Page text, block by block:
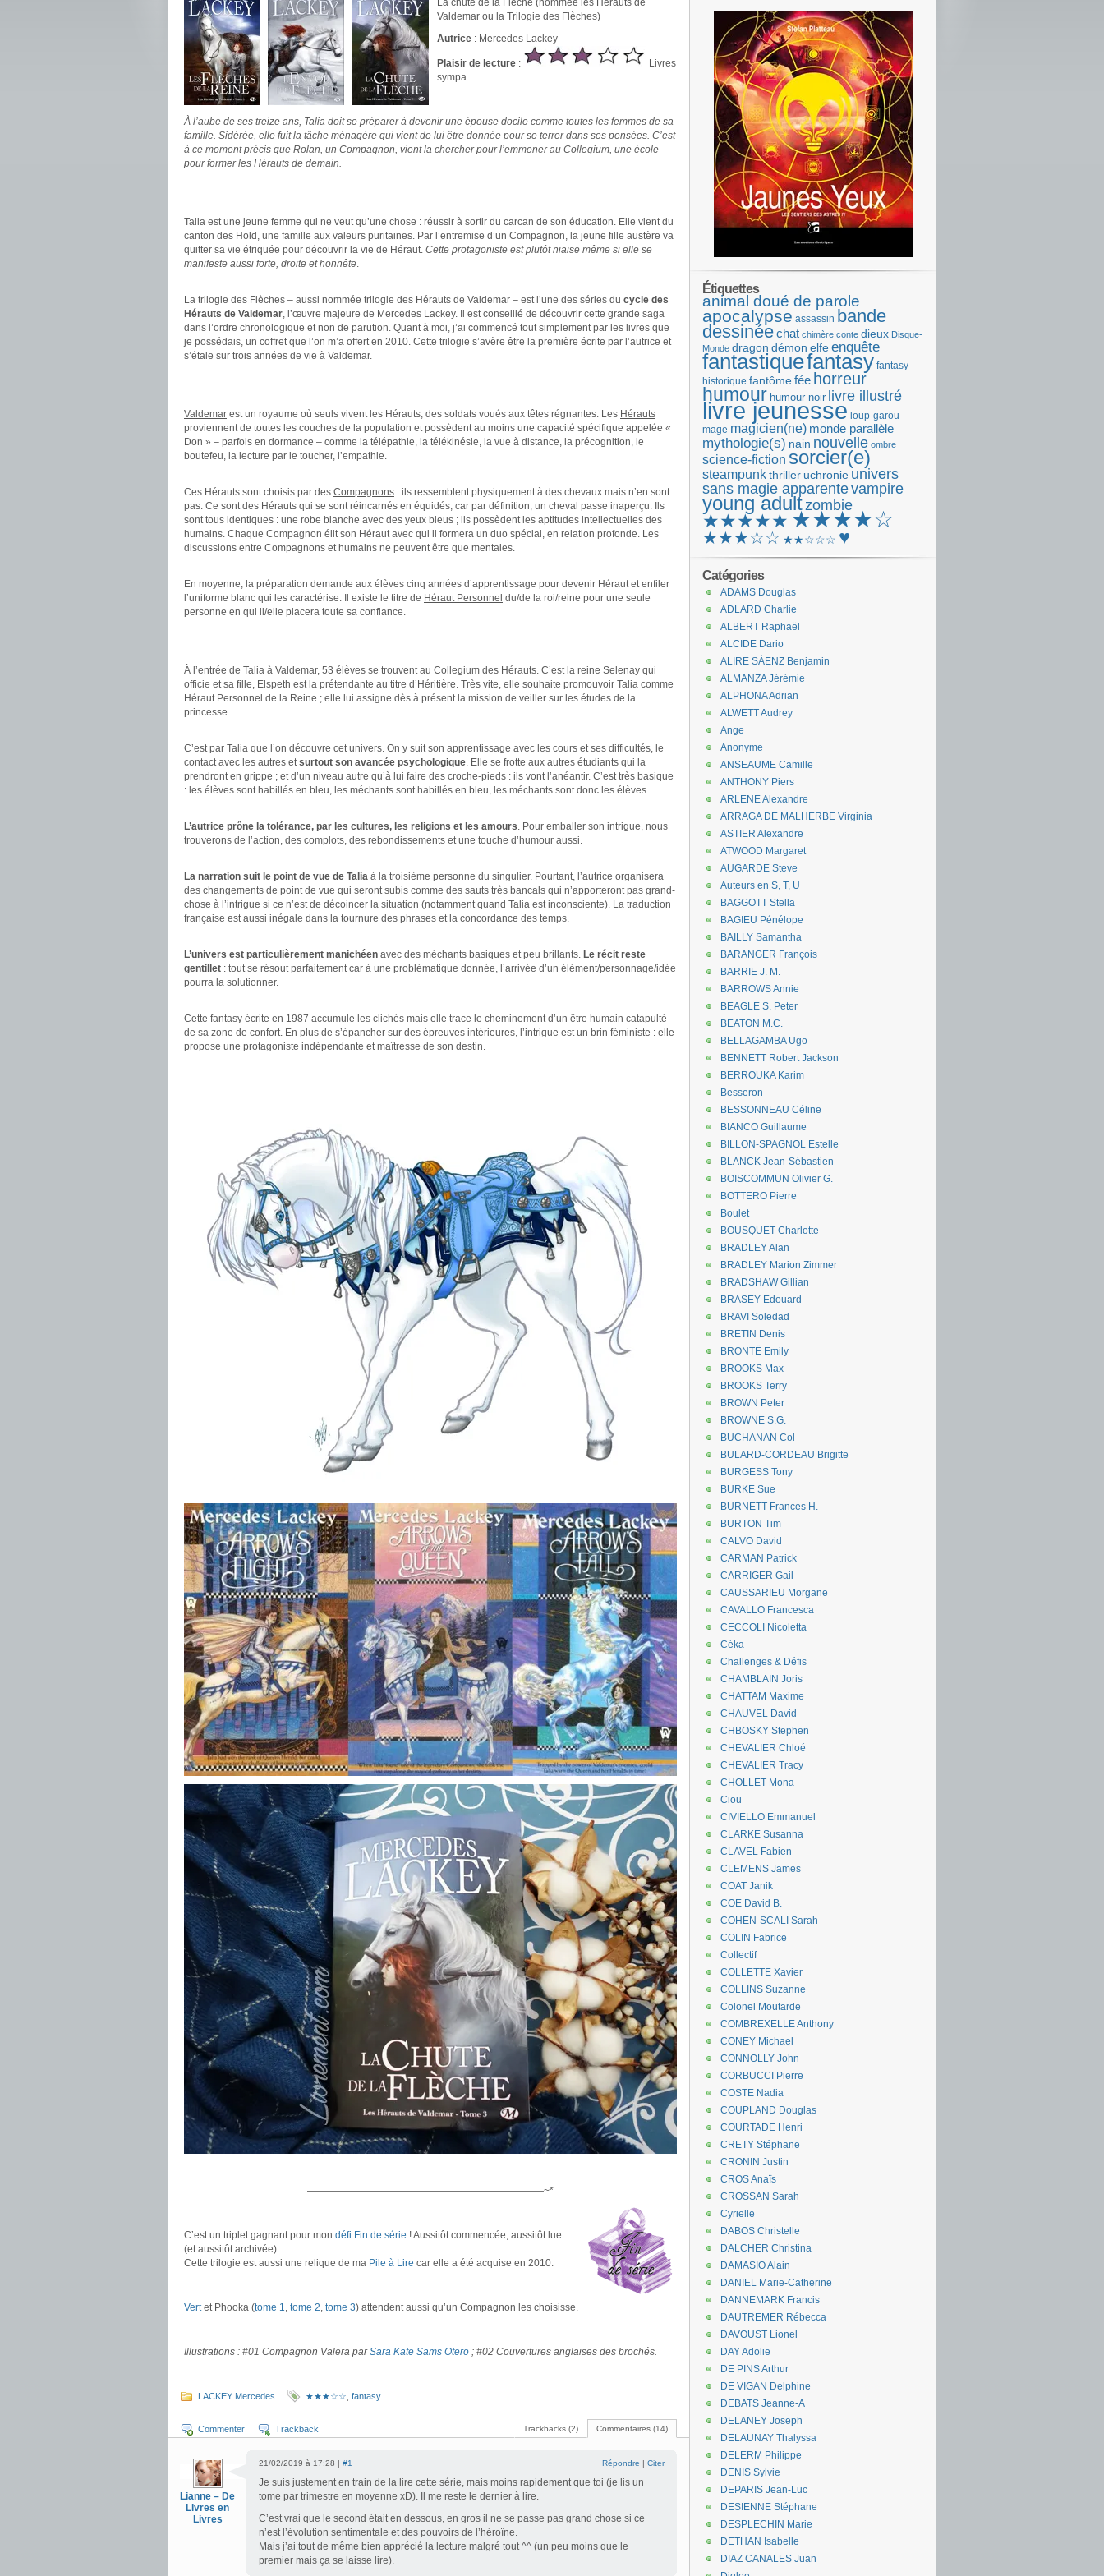
La chute de la Flèche (nommée les Hérauts de
Valdemar ou la Trilogie des Flèches)
Autrice : Mercedes Lackey
Plaisir de lecture :
Livres
sympa
À l’aube de ses treize ans, Talia doit se préparer à devenir une épouse docile comme toutes les femmes de sa
famille. Sidérée, elle fuit la tâche ménagère qui vient de lui être donnée pour se terrer dans ses pensées. C’est
à ce moment précis que Rolan, un Compagnon, vient la chercher pour l’emmener au Collegium, une école
pour former les Hérauts de demain.
Talia est une jeune femme qui ne veut qu’une chose : réussir à sortir du carcan de son éducation. Elle vient du
canton des Hold, une famille aux valeurs puritaines. Par l’entremise d’un Compagnon, la jeune fille austère va
quitter sa vie étriquée pour découvrir la vie de Héraut. Cette protagoniste est plutôt niaise même si elle se
manifeste aussi forte, droite et honnête.
La trilogie des Flèches – aussi nommée trilogie des Hérauts de Valdemar – est l’une des séries du cycle des
Hérauts de Valdemar, l’œuvre majeure de Mercedes Lackey. Il est conseillé de découvrir cette grande saga
dans l’ordre chronologique et non de parution. Quant à moi, j’ai commencé tout simplement par les livres que
je possédais, un coffret que l’on m’a offert en 2010. Cette trilogie s’avère être la première écrite par l’autrice et
s’étale sur trois années de vie à Valdemar.
Valdemar est un royaume où seuls vivent les Hérauts, des soldats voués aux têtes régnantes. Les Hérauts
proviennent de toutes les couches de la population et possèdent au moins une capacité spécifique appelée «
Don » – parfois en dormance – comme la télépathie, la télékinésie, la vue à distance, la précognition, le
boutefeu, la lecture par le toucher, l’empathie.
Ces Hérauts sont choisis par des Compagnons : ils ressemblent physiquement à des chevaux mais n’en sont
pas. Ce sont des Hérauts qui se sont réincarnés en équidés, car par définition, un cheval passe inaperçu. Ils
sont tous identiques : une robe blanche avec des yeux bleus ; ils possèdent les aptitudes intellectuelles des
humains. Chaque Compagnon élit son Héraut avec qui il formera un duo spécial, en relation profonde. Les
discussions entre Compagnons et humains ne peuvent être que mentales.
En moyenne, la préparation demande aux élèves cinq années d’apprentissage pour devenir Héraut et enfiler
l’uniforme blanc qui les caractérise. Il existe le titre de Héraut Personnel du/de la roi/reine pour une seule
personne en qui il/elle placera toute sa confiance.
À l’entrée de Talia à Valdemar, 53 élèves se trouvent au Collegium des Hérauts. C’est la reine Selenay qui
officie et sa fille, Elspeth est la prétendante au titre d’Héritière. Très vite, elle souhaite promouvoir Talia comme
Héraut Personnel de la Reine ; elle lui assigne dès à présent la mission de veiller sur les études de la
princesse.
C’est par Talia que l’on découvre cet univers. On y suit son apprentissage avec les cours et ses difficultés, le
contact avec les autres etsurtout son avancée psychologique. Elle se frotte aux autres étudiants qui la
prendront en grippe ; et d’un niveau autre qu’à lui faire des croche-pieds : ils vont l’anéantir. C’est très basique
: les élèves sont habillés en bleu, les méchants sont habillés en bleu, les méchants sont donc les élèves.
L’autrice prône la tolérance, par les cultures, les religions et les amours. Pour emballer son intrigue, nous
trouverons de l’action, des complots, des rebondissements et une touche d’humour aussi.
La narration suit le point de vue de Talia à la troisième personne du singulier. Pourtant, l’autrice organisera
des changements de point de vue qui seront subis comme des sauts très bancals qui n’apporteront pas grand-
chose à l’intrigue si ce n’est de décoincer la situation (notamment quand Talia est inconsciente). La traduction
française est aussi inégale dans la tournure des phrases et la concordance des temps.
L’univers est particulièrement manichéen avec des méchants basiques et peu brillants. Le récit reste
gentillet : tout se résout parfaitement car à une problématique donnée, l’arrivée d’un élément/personnage/idée
pourra la solutionner.
Cette fantasy écrite en 1987 accumule les clichés mais elle trace le cheminement d’un être humain catapulté
de sa zone de confort. En plus de s’épancher sur des épreuves intérieures, l’intrigue est un brin féministe : elle
propose une protagoniste indépendante et maîtresse de son destin.
————————————————————————~*
C’est un triplet gagnant pour mon défi Fin de série ! Aussitôt commencée, aussitôt lue
(et aussitôt archivée)
Cette trilogie est aussi une relique de ma Pile à Lire car elle a été acquise en 2010.
Vertet Phooka (tome 1, tome 2, tome 3) attendent aussi qu’un Compagnon les choisisse.
Illustrations : #01 Compagnon Valera parSara Kate Sams Otero ; #02 Couvertures anglaises des brochés.
LACKEY Mercedes ★★★☆☆ fantasy
Commentaires (14)
Trackbacks (2)
Commenter Trackback
Lianne – De
Livres en
Livres
21/02/2019 à 17:28 | #1 Répondre | Citer
Je suis justement en train de la lire cette série, mais moins rapidement que toi (je lis un
tome par trimestre en moyenne xD). Il me reste le dernier à lire.
C’est vrai que le second était en dessous, en gros il ne se passe pas grand chose si ce
n’est l’évolution sentimentale et des pouvoirs de l’héroïne.
Mais j’ai tout de même bien apprécié la lecture malgré tout ^^ (un peu moins que le
premier mais ça se laisse lire).
Étiquettes
animal doué de parole
apocalypse assassin bande
dessinéechat chimère conte dieux Disque-
Monde dragon démon elfeenquête
fantastiquefantasy fantasy
historique fantômefée horreur
humour humour noir livre illustré
livre jeunesse loup-garou
mage magicien(ne) monde parallèle
mythologie(s) nain nouvelle ombre
science-fiction sorcier(e)
steampunkthriller uchronie univers
sans magie apparentevampire
young adultzombie
★★★★★ ★★★★☆
★★★☆☆ ★★☆☆☆ ♥
Catégories
ADAMS Douglas
ADLARD Charlie
ALBERT Raphaël
ALCIDE Dario
ALIRE SÁENZ Benjamin
ALMANZA Jérémie
ALPHONA Adrian
ALWETT Audrey
Ange
Anonyme
ANSEAUME Camille
ANTHONY Piers
ARLENE Alexandre
ARRAGA DE MALHERBE Virginia
ASTIER Alexandre
ATWOOD Margaret
AUGARDE Steve
Auteurs en S, T, U
BAGGOTT Stella
BAGIEU Pénélope
BAILLY Samantha
BARANGER François
BARRIE J. M.
BARROWS Annie
BEAGLE S. Peter
BEATON M.C.
BELLAGAMBA Ugo
BENNETT Robert Jackson
BERROUKA Karim
Besseron
BESSONNEAU Céline
BIANCO Guillaume
BILLON-SPAGNOL Estelle
BLANCK Jean-Sébastien
BOISCOMMUN Olivier G.
BOTTERO Pierre
Boulet
BOUSQUET Charlotte
BRADLEY Alan
BRADLEY Marion Zimmer
BRADSHAW Gillian
BRASEY Edouard
BRAVI Soledad
BRETIN Denis
BRONTË Emily
BROOKS Max
BROOKS Terry
BROWN Peter
BROWNE S.G.
BUCHANAN Col
BULARD-CORDEAU Brigitte
BURGESS Tony
BURKE Sue
BURNETT Frances H.
BURTON Tim
CALVO David
CARMAN Patrick
CARRIGER Gail
CAUSSARIEU Morgane
CAVALLO Francesca
CECCOLI Nicoletta
Céka
Challenges & Défis
CHAMBLAIN Joris
CHATTAM Maxime
CHAUVEL David
CHBOSKY Stephen
CHEVALIER Chloé
CHEVALIER Tracy
CHOLLET Mona
Ciou
CIVIELLO Emmanuel
CLARKE Susanna
CLAVEL Fabien
CLEMENS James
COAT Janik
COE David B.
COHEN-SCALI Sarah
COLIN Fabrice
Collectif
COLLETTE Xavier
COLLINS Suzanne
Colonel Moutarde
COMBREXELLE Anthony
CONEY Michael
CONNOLLY John
CORBUCCI Pierre
COSTE Nadia
COUPLAND Douglas
COURTADE Henri
CRETY Stéphane
CRONIN Justin
CROS Anaïs
CROSSAN Sarah
Cyrielle
DABOS Christelle
DALCHER Christina
DAMASIO Alain
DANIEL Marie-Catherine
DANNEMARK Francis
DAUTREMER Rébecca
DAVOUST Lionel
DAY Adolie
DE PINS Arthur
DE VIGAN Delphine
DEBATS Jeanne-A
DELANEY Joseph
DELAUNAY Thalyssa
DELERM Philippe
DENIS Sylvie
DEPARIS Jean-Luc
DESIENNE Stéphane
DESPLECHIN Marie
DETHAN Isabelle
DIAZ CANALES Juan